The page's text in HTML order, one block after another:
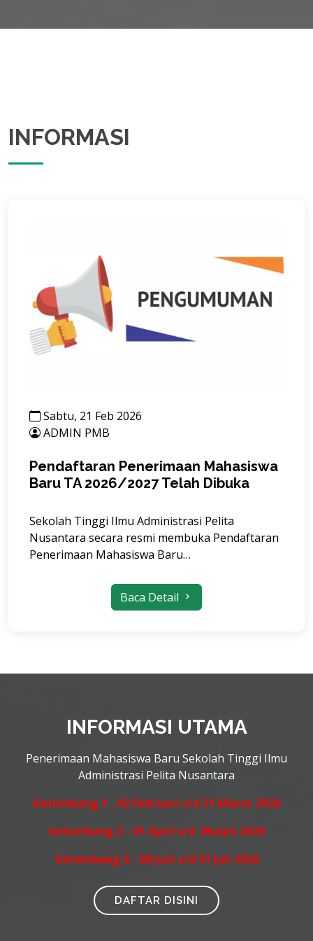
INFORMASI
Sabtu, 21 Feb 2026
ADMIN PMB
Pendaftaran Penerimaan Mahasiswa
Baru TA 2026/2027 Telah Dibuka
Sekolah Tinggi Ilmu Administrasi Pelita
Nusantara secara resmi membuka Pendaftaran
Penerimaan Mahasiswa Baru…
Baca Detail
INFORMASI UTAMA
Penerimaan Mahasiswa Baru Sekolah Tinggi Ilmu
Administrasi Pelita Nusantara
Gelombang 1 - 02 Februari s/d 31 Maret 2026
Gelombang 2 - 01 April s/d 06 Juni 2026
Gelombang 3 - 08 Juni s/d 31 Juli 2026
DAFTAR DISINI